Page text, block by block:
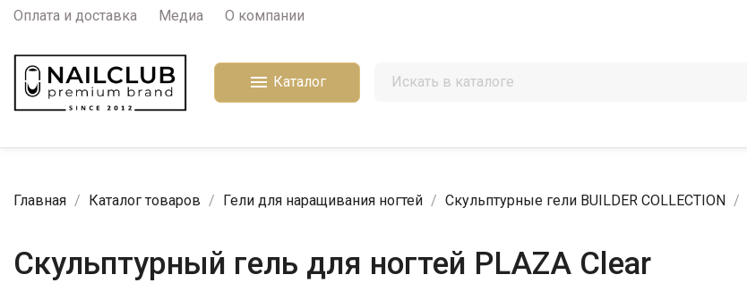
Оплата и доставка Медиа О компании
 Каталог
Главная Каталог товаров Гели для наращивания ногтей Скульптурные гели BUILDER COLLECTION
Скульптурный гель для ногтей PLAZA Clear